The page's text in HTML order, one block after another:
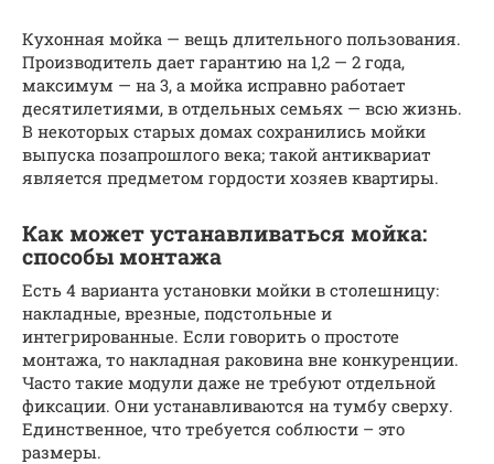
Кухонная мойка — вещь длительного пользования.
Производитель дает гарантию на 1,2 — 2 года,
максимум — на 3, а мойка исправно работает
десятилетиями, в отдельных семьях — всю жизнь.
В некоторых старых домах сохранились мойки
выпуска позапрошлого века; такой антиквариат
является предметом гордости хозяев квартиры.
Как может устанавливаться мойка:
способы монтажа
Есть 4 варианта установки мойки в столешницу:
накладные, врезные, подстольные и
интегрированные. Если говорить о простоте
монтажа, то накладная раковина вне конкуренции.
Часто такие модули даже не требуют отдельной
фиксации. Они устанавливаются на тумбу сверху.
Единственное, что требуется соблюсти – это
размеры.